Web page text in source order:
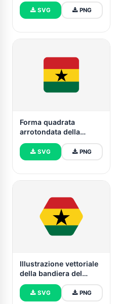
SVG PNG
Forma quadrata
arrotondata della
bandiera del Ghana
SVG PNG
Illustrazione vettoriale
della bandiera del
Ghana
SVG PNG